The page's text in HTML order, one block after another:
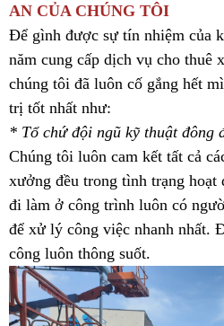
AN CỦA CHÚNG TÔI
Để gình được sự tín nhiệm của
năm cung cấp dịch vụ cho thuê
chúng tôi đã luôn cố gắng hết
trị tốt nhất như:
* Tổ chứ đội ngũ kỹ thuật đông
Chúng tôi luôn cam kết tất cả
xưởng đều trong tình trạng hoạt
đi làm ở công trình luôn có
để xử lý công việc nhanh nhất.
công luôn thông suốt.